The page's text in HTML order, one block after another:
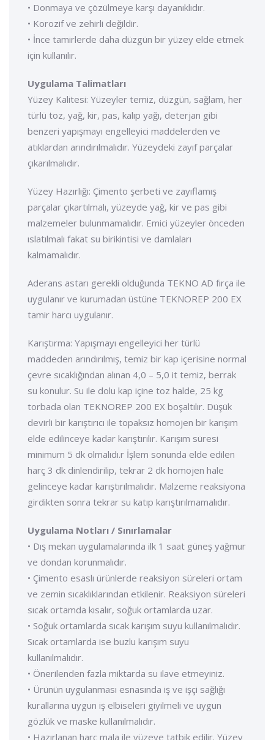
• Donmaya ve çözülmeye karşı dayanıklıdır.
• Korozif ve zehirli değildir.
• İnce tamirlerde daha düzgün bir yüzey elde etmek
için kullanılır.
Uygulama Talimatları
Yüzey Kalitesi: Yüzeyler temiz, düzgün, sağlam, her
türlü toz, yağ, kir, pas, kalıp yağı, deterjan gibi
benzeri yapışmayı engelleyici maddelerden ve
atıklardan arındırılmalıdır. Yüzeydeki zayıf parçalar
çıkarılmalıdır.
Yüzey Hazırlığı: Çimento şerbeti ve zayıflamış
parçalar çıkartılmalı, yüzeyde yağ, kir ve pas gibi
malzemeler bulunmamalıdır. Emici yüzeyler önceden
ıslatılmalı fakat su birikintisi ve damlaları
kalmamalıdır.
Aderans astarı gerekli olduğunda TEKNO AD fırça ile
uygulanır ve kurumadan üstüne TEKNOREP 200 EX
tamir harcı uygulanır.
Karıştırma: Yapışmayı engelleyici her türlü
maddeden arındırılmış, temiz bir kap içerisine normal
çevre sıcaklığından alınan 4,0 – 5,0 it temiz, berrak
su konulur. Su ile dolu kap içine toz halde, 25 kg
torbada olan TEKNOREP 200 EX boşaltılır. Düşük
devirli bir karıştırıcı ile topaksız homojen bir karışım
elde edilinceye kadar karıştırılır. Karışım süresi
minimum 5 dk olmalıdı.r İşlem sonunda elde edilen
harç 3 dk dinlendirilip, tekrar 2 dk homojen hale
gelinceye kadar karıştırılmalıdır. Malzeme reaksiyona
girdikten sonra tekrar su katıp karıştırılmamalıdır.
Uygulama Notları / Sınırlamalar
• Dış mekan uygulamalarında ilk 1 saat güneş yağmur
ve dondan korunmalıdır.
• Çimento esaslı ürünlerde reaksiyon süreleri ortam
ve zemin sıcaklıklarından etkilenir. Reaksiyon süreleri
sıcak ortamda kısalır, soğuk ortamlarda uzar.
• Soğuk ortamlarda sıcak karışım suyu kullanılmalıdır.
Sıcak ortamlarda ise buzlu karışım suyu
kullanılmalıdır.
• Önerilenden fazla miktarda su ilave etmeyiniz.
• Ürünün uygulanması esnasında iş ve işçi sağlığı
kurallarına uygun iş elbiseleri giyilmeli ve uygun
gözlük ve maske kullanılmalıdır.
• Hazırlanan harç mala ile yüzeye tatbik edilir. Yüzey